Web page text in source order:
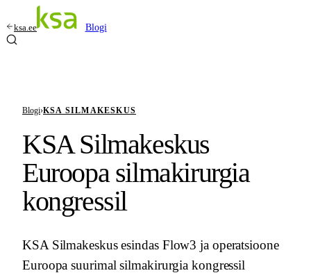
ksa.ee Blogi
Blogi›KSA SILMAKESKUS
KSA Silmakeskus
Euroopa silmakirurgia
kongressil
KSA Silmakeskus esindas Flow3 ja operatsioone
Euroopa suurimal silmakirurgia kongressil